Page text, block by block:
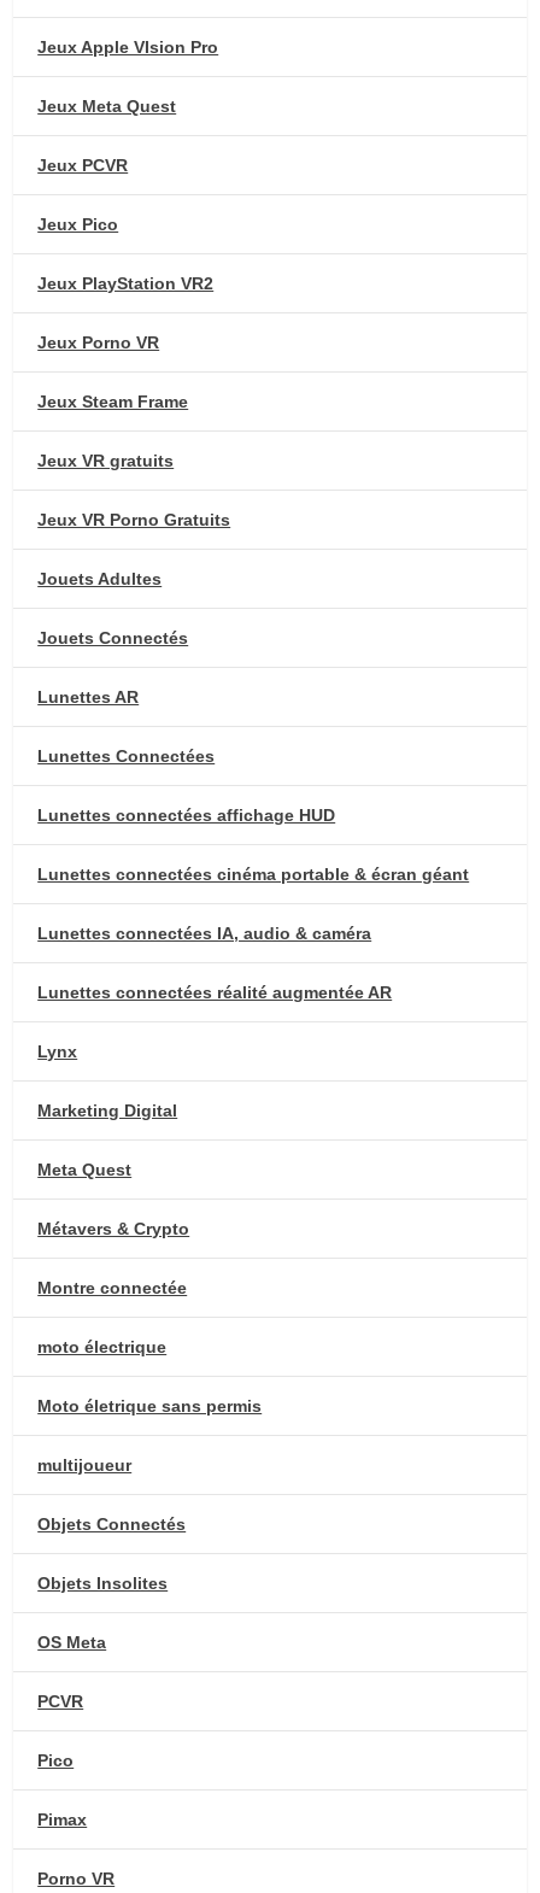
Jeux Apple VIsion Pro
Jeux Meta Quest
Jeux PCVR
Jeux Pico
Jeux PlayStation VR2
Jeux Porno VR
Jeux Steam Frame
Jeux VR gratuits
Jeux VR Porno Gratuits
Jouets Adultes
Jouets Connectés
Lunettes AR
Lunettes Connectées
Lunettes connectées affichage HUD
Lunettes connectées cinéma portable & écran géant
Lunettes connectées IA, audio & caméra
Lunettes connectées réalité augmentée AR
Lynx
Marketing Digital
Meta Quest
Métavers & Crypto
Montre connectée
moto électrique
Moto életrique sans permis
multijoueur
Objets Connectés
Objets Insolites
OS Meta
PCVR
Pico
Pimax
Porno VR